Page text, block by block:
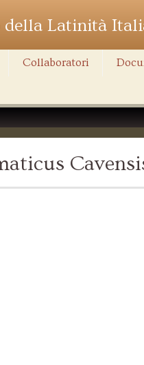
Latinità
Collaboratori